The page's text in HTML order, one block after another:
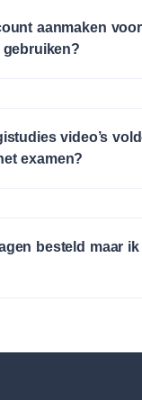
aanmaken
gebruiken?
video’s
examen?
besteld maar